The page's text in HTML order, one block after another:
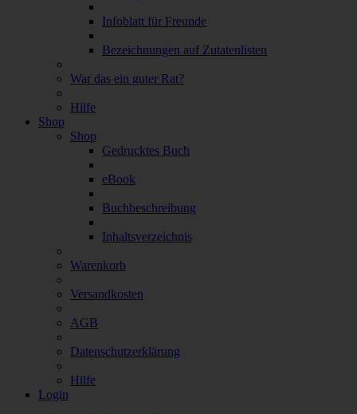
Infoblatt für Freunde
Bezeichnungen auf Zutatenlisten
War das ein guter Rat?
Hilfe
Shop
Shop
Gedrucktes Buch
eBook
Buchbeschreibung
Inhaltsverzeichnis
Warenkorb
Versandkosten
AGB
Datenschutzerklärung
Hilfe
Login